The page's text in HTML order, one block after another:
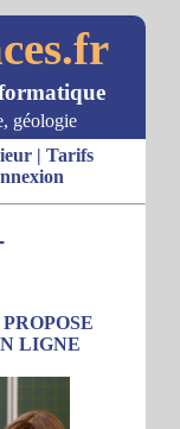
géologie
| Tarifs
LIGNE